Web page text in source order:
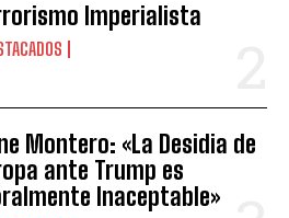
Imperialista
Montero: «La Desidia de
ante Trump es
Inaceptable»